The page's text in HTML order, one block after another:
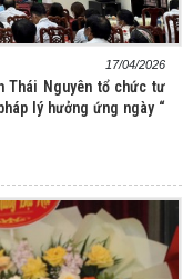
17/04/2026
Thái Nguyên tổ chức tư
lý hưởng ứng ngày “